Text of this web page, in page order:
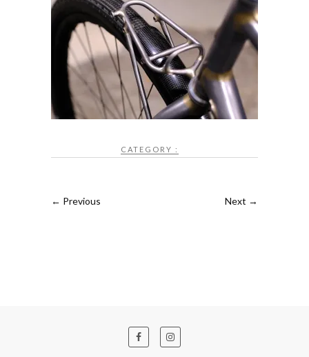
CATEGORY :
← Previous Next →